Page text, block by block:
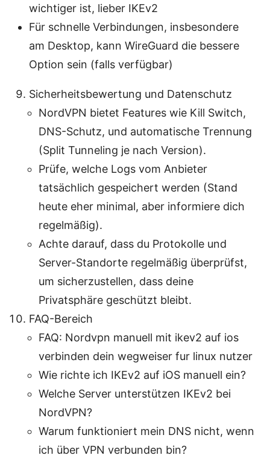
wichtiger ist, lieber IKEv2
Für schnelle Verbindungen, insbesondere
am Desktop, kann WireGuard die bessere
Option sein (falls verfügbar)
Sicherheitsbewertung und Datenschutz
NordVPN bietet Features wie Kill Switch,
DNS-Schutz, und automatische Trennung
(Split Tunneling je nach Version).
Prüfe, welche Logs vom Anbieter
tatsächlich gespeichert werden (Stand
heute eher minimal, aber informiere dich
regelmäßig).
Achte darauf, dass du Protokolle und
Server-Standorte regelmäßig überprüfst,
um sicherzustellen, dass deine
Privatsphäre geschützt bleibt.
FAQ-Bereich
FAQ: Nordvpn manuell mit ikev2 auf ios
verbinden dein wegweiser fur linux nutzer
Wie richte ich IKEv2 auf iOS manuell ein?
Welche Server unterstützen IKEv2 bei
NordVPN?
Warum funktioniert mein DNS nicht, wenn
ich über VPN verbunden bin?